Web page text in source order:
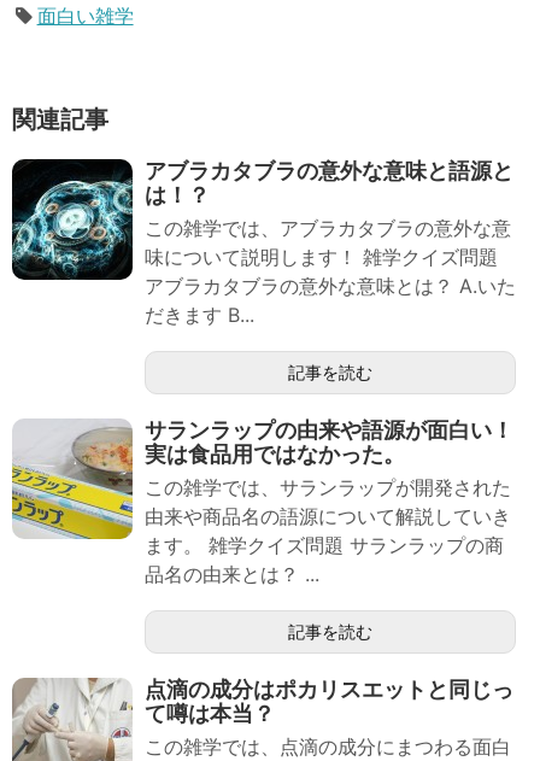
面白い雑学
関連記事
アブラカタブラの意外な意味と語源と
は！？
この雑学では、アブラカタブラの意外な意
味について説明します！ 雑学クイズ問題
アブラカタブラの意外な意味とは？ A.いた
だきます B...
記事を読む
サランラップの由来や語源が面白い！
実は食品用ではなかった。
この雑学では、サランラップが開発された
由来や商品名の語源について解説していき
ます。 雑学クイズ問題 サランラップの商
品名の由来とは？ ...
記事を読む
点滴の成分はポカリスエットと同じっ
て噂は本当？
この雑学では、点滴の成分にまつわる面白